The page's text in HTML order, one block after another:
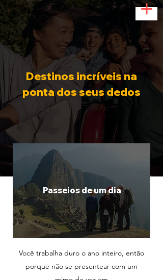
Destinos incríveis na
ponta dos seus dedos
Passeios de um dia
Você trabalha duro o ano inteiro, então
porque não se presentear com um